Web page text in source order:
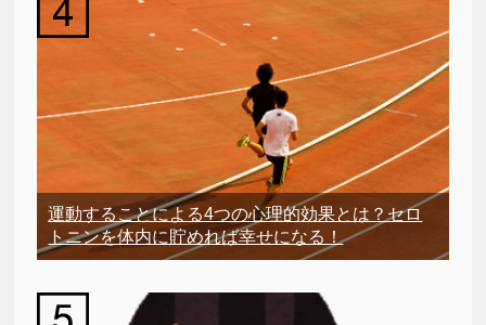
運動することによる4つの心理的効果とは？セロ
トニンを体内に貯めれば幸せになる！